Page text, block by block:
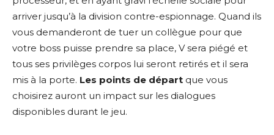
arriver jusqu’à la division contre-espionnage. Quand ils
vous demanderont de tuer un collègue pour que
votre boss puisse prendre sa place, V sera piégé et
tous ses privilèges corpos lui seront retirés et il sera
mis à la porte. Les points de départ que vous
choisirez auront un impact sur les dialogues
disponibles durant le jeu.